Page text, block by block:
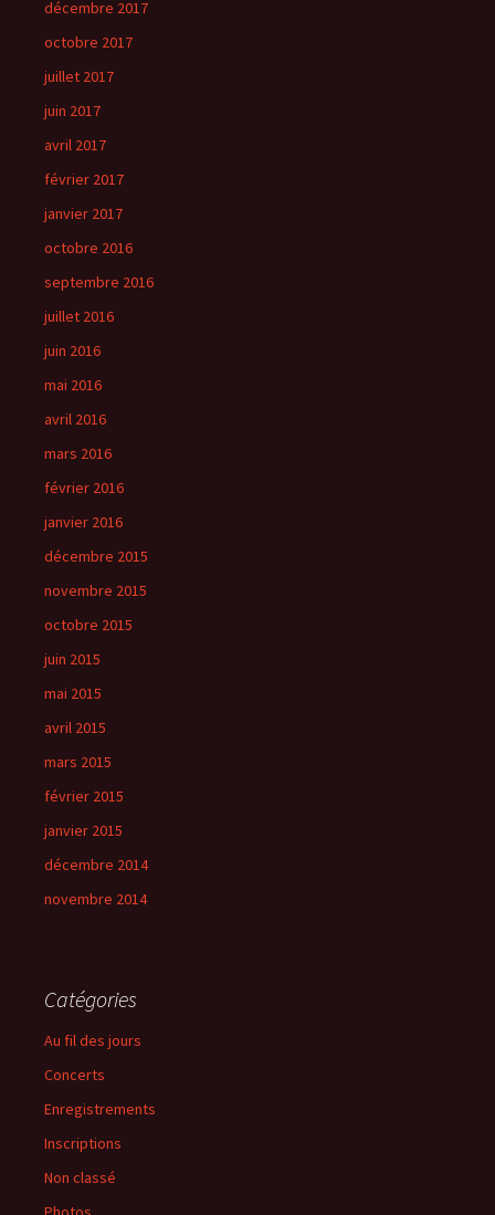
décembre 2017
octobre 2017
juillet 2017
juin 2017
avril 2017
février 2017
janvier 2017
octobre 2016
septembre 2016
juillet 2016
juin 2016
mai 2016
avril 2016
mars 2016
février 2016
janvier 2016
décembre 2015
novembre 2015
octobre 2015
juin 2015
mai 2015
avril 2015
mars 2015
février 2015
janvier 2015
décembre 2014
novembre 2014
Catégories
Au fil des jours
Concerts
Enregistrements
Inscriptions
Non classé